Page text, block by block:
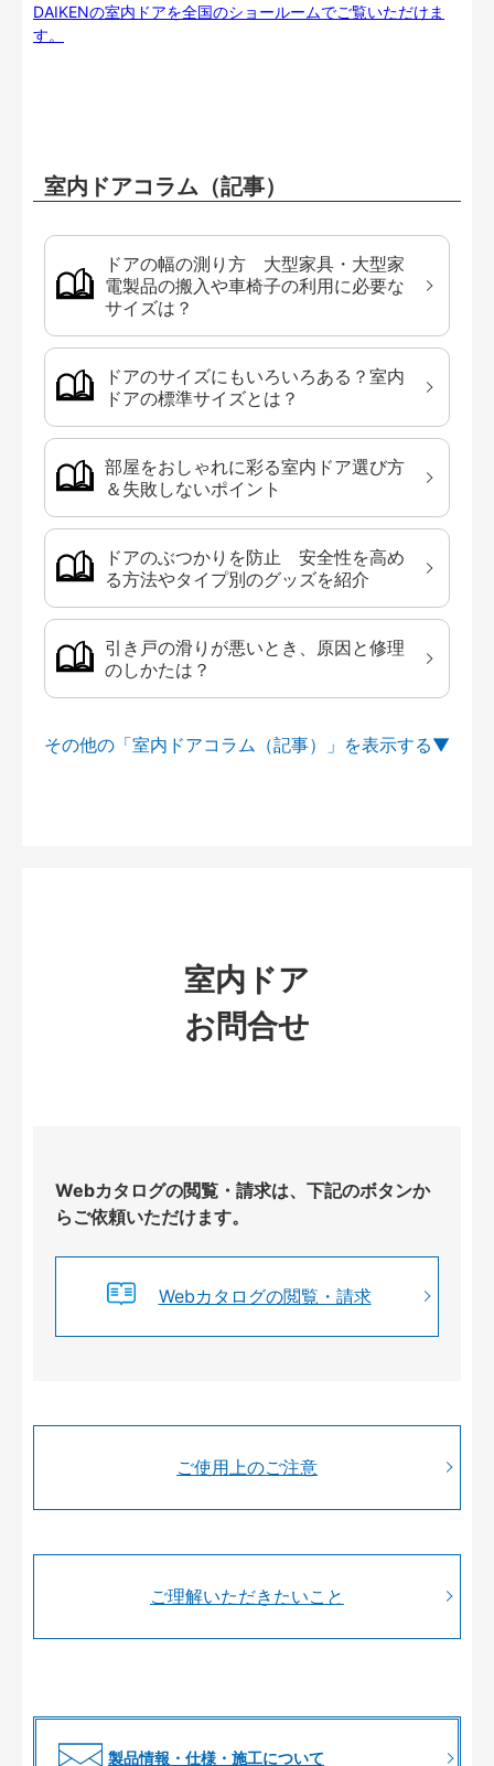
DAIKENの室内ドアを全国のショールームでご覧いただけま
す。
室内ドアコラム（記事）
ドアの幅の測り方 大型家具・大型家
電製品の搬入や車椅子の利用に必要な
サイズは？
ドアのサイズにもいろいろある？室内
ドアの標準サイズとは？
部屋をおしゃれに彩る室内ドア選び方
＆失敗しないポイント
ドアのぶつかりを防止 安全性を高め
る方法やタイプ別のグッズを紹介
引き戸の滑りが悪いとき、原因と修理
のしかたは？
その他の「室内ドアコラム（記事）」を
室内ドア
お問合せ
Webカタログの閲覧・請求は、下記のボタンか
らご依頼いただけます。
Webカタログの閲覧・請求
ご使用上のご注意
ご理解いただきたいこと
製品情報・仕様・施工について